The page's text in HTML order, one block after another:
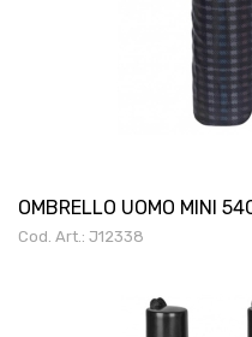
OMBRELLO UOMO MINI
Cod. Art.: J12338